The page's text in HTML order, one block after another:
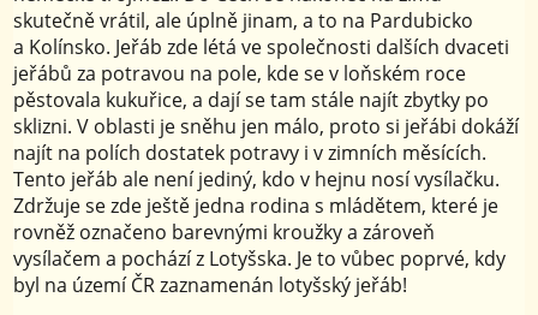
skutečně vrátil, ale úplně jinam, a to na Pardubicko
a Kolínsko. Jeřáb zde létá ve společnosti dalších dvaceti
jeřábů za potravou na pole, kde se v loňském roce
pěstovala kukuřice, a dají se tam stále najít zbytky po
sklizni. V oblasti je sněhu jen málo, proto si jeřábi dokáží
najít na polích dostatek potravy i v zimních měsících.
Tento jeřáb ale není jediný, kdo v hejnu nosí vysílačku.
Zdržuje se zde ještě jedna rodina s mládětem, které je
rovněž označeno barevnými kroužky a zároveň
vysílačem a pochází z Lotyšska. Je to vůbec poprvé, kdy
byl na území ČR zaznamenán lotyšský jeřáb!